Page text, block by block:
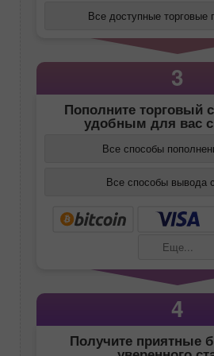
Все доступные
3
Пополните торговый
удобным для вас
Все способы
Все способы вывода
Еще...
4
Получите приятные